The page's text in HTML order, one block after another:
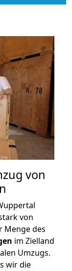
von
von
Menge des
im Zielland
Umzugs.
wir die